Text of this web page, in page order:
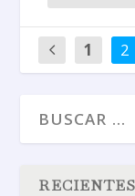
1 2
RECIENTES